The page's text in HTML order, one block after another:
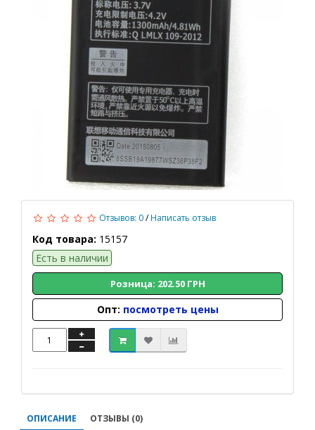
Отзывов: 0/Написать отзыв
Код товара: 15157
Есть в наличии
Розница: 202.50 ГРН
Опт: посмотреть цены
ОПИСАНИЕ ОТЗЫВЫ (0)